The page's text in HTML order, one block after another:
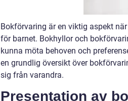
Bokförvaring är en viktig aspekt
för barnet. Bokhyllor och
kunna möta behoven och
en grundlig översikt över
sig från varandra.
Presentation av